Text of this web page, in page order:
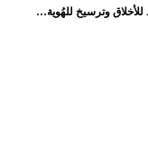
للأخلاق وترسيخ للهُوية…